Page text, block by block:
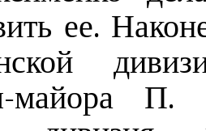
ее.
майора